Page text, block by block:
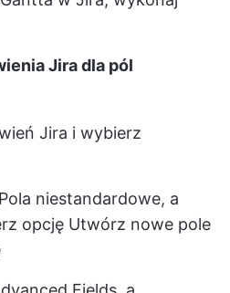
Jira dla pól
Jira i wybierz
niestandardowe, a
opcję Utwórz nowe pole